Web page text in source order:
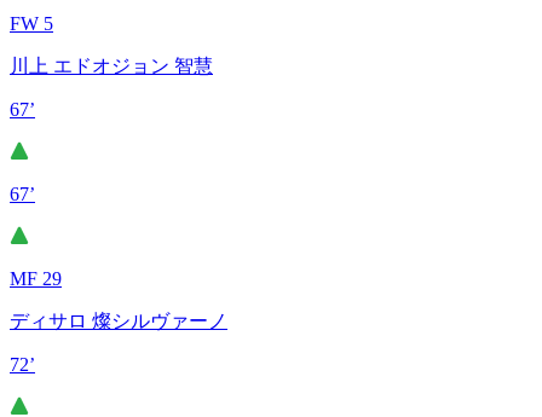
FW 5
川上 エドオジョン 智慧
67’
67’
MF 29
ディサロ 燦シルヴァーノ
72’